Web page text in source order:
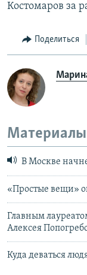
Костомаров за
Поделиться
В Москве
«Простые вещи»
Главным
Алексея
Куда деваться